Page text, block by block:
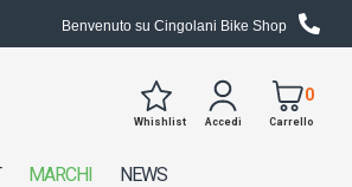
Benvenuto su Cingolani Bike Shop
Accedi
Whishlist
0
Carrello
MARCHI NEWS